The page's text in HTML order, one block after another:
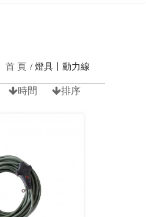
首 頁 燈具〡動力線
時間 排序